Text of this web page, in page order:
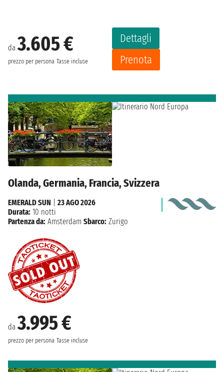
da3.605 €
prezzo per persona Tasse incluse
Dettagli
Prenota
Olanda, Germania, Francia, Svizzera
da3.995 €
prezzo per persona Tasse incluse
EMERALD SUN
23 AGO 2026
Durata: 10 notti
Partenza da: Amsterdam Sbarco: Zurigo